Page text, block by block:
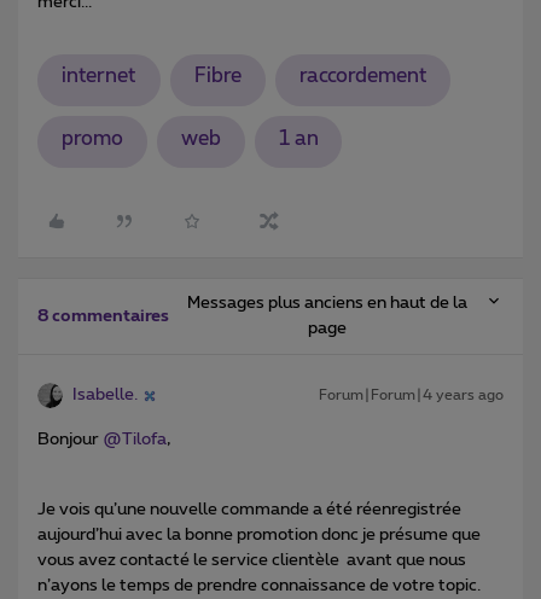
internet Fibre raccordement
promo web 1 an
8 commentaires
Messages plus anciens en haut de la
page
Isabelle. Forum|Forum|4 years ago
Bonjour @Tilofa,
Je vois qu’une nouvelle commande a été réenregistrée
aujourd’hui avec la bonne promotion donc je présume que
vous avez contacté le service clientèle avant que nous
n’ayons le temps de prendre connaissance de votre topic.